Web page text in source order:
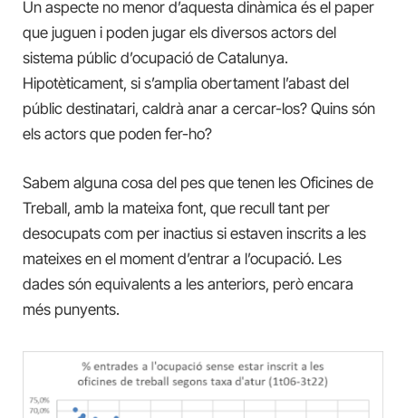
Un aspecte no menor d’aquesta dinàmica és el paper
que juguen i poden jugar els diversos actors del
sistema públic d’ocupació de Catalunya.
Hipotèticament, si s’amplia obertament l’abast del
públic destinatari, caldrà anar a cercar-los? Quins són
els actors que poden fer-ho?
Sabem alguna cosa del pes que tenen les Oficines de
Treball, amb la mateixa font, que recull tant per
desocupats com per inactius si estaven inscrits a les
mateixes en el moment d’entrar a l’ocupació. Les
dades són equivalents a les anteriors, però encara
més punyents.